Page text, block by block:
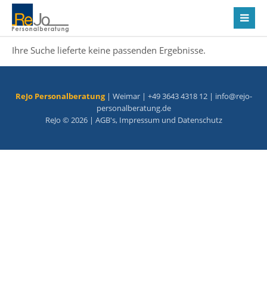
Ihre Suche lieferte keine passenden Ergebnisse.
ReJo Personalberatung| Weimar | +49 3643 4318 12 | info@rejo-
personalberatung.de
ReJo © 2026 | AGB's, Impressum und Datenschutz